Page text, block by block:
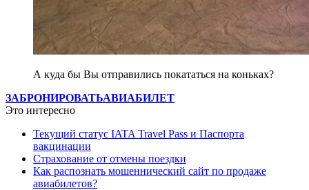
А куда бы Вы отправились покататься на коньках?
ЗАБРОНИРОВАТЬАВИАБИЛЕТ
Это интересно
Текущий статус IATA Travel Pass и Паспорта
вакцинации
Страхование от отмены поездки
Как распознать мошеннический сайт по продаже
авиабилетов?